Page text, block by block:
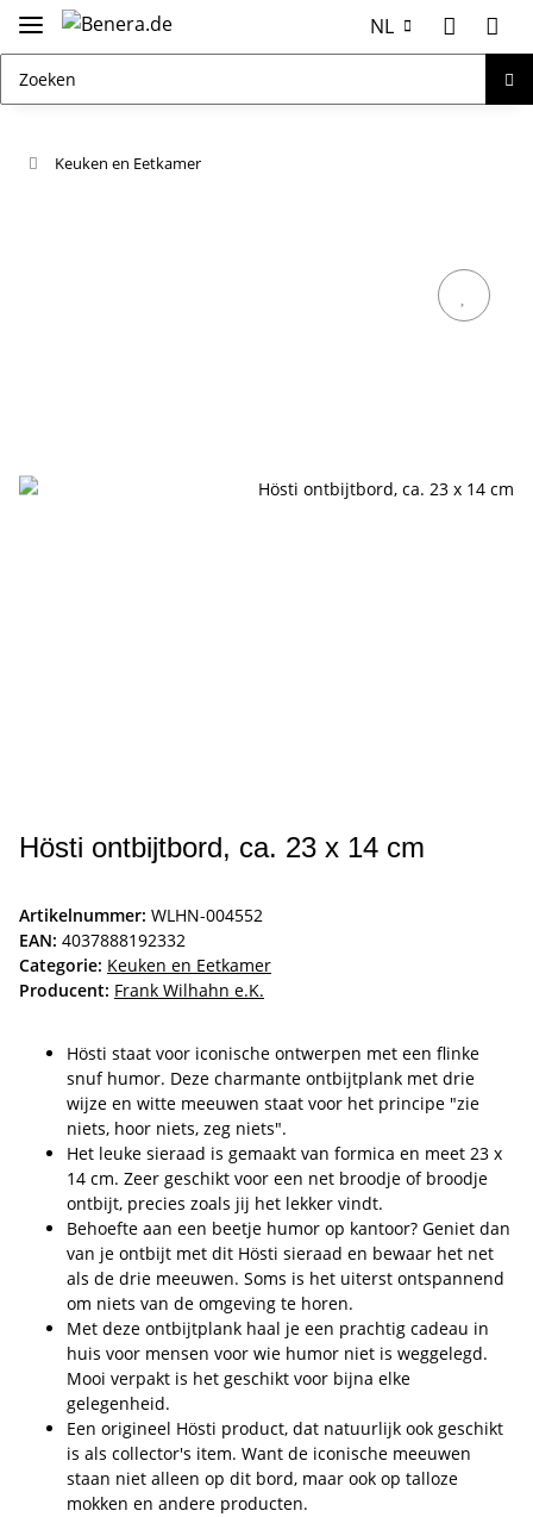
NL
Keuken en Eetkamer
Hösti ontbijtbord, ca. 23 x 14 cm
Artikelnummer: WLHN-004552
EAN: 4037888192332
Categorie: Keuken en Eetkamer
Producent: Frank Wilhahn e.K.
Hösti staat voor iconische ontwerpen met een flinke
snuf humor. Deze charmante ontbijtplank met drie
wijze en witte meeuwen staat voor het principe "zie
niets, hoor niets, zeg niets".
Het leuke sieraad is gemaakt van formica en meet 23 x
14 cm. Zeer geschikt voor een net broodje of broodje
ontbijt, precies zoals jij het lekker vindt.
Behoefte aan een beetje humor op kantoor? Geniet dan
van je ontbijt met dit Hösti sieraad en bewaar het net
als de drie meeuwen. Soms is het uiterst ontspannend
om niets van de omgeving te horen.
Met deze ontbijtplank haal je een prachtig cadeau in
huis voor mensen voor wie humor niet is weggelegd.
Mooi verpakt is het geschikt voor bijna elke
gelegenheid.
Een origineel Hösti product, dat natuurlijk ook geschikt
is als collector's item. Want de iconische meeuwen
staan niet alleen op dit bord, maar ook op talloze
mokken en andere producten.